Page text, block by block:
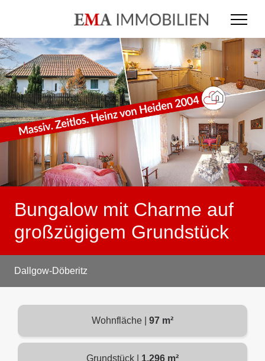
Bungalow mit Charme auf
großzügigem Grundstück
Dallgow-Döberitz
Wohnfläche | 97 m²
Grundstück | 1.296 m²